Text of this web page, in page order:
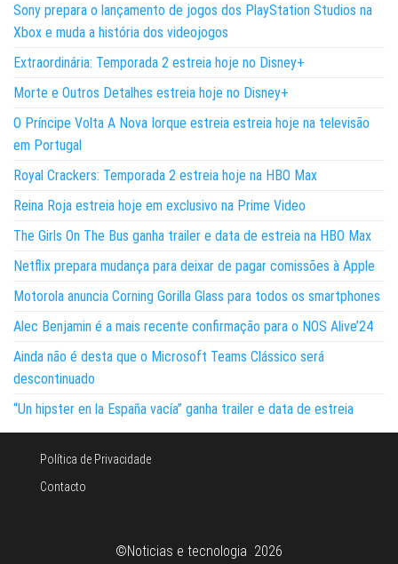
Sony prepara o lançamento de jogos dos PlayStation Studios na
Xbox e muda a história dos videojogos
Extraordinária: Temporada 2 estreia hoje no Disney+
Morte e Outros Detalhes estreia hoje no Disney+
O Príncipe Volta A Nova Iorque estreia estreia hoje na televisão
em Portugal
Royal Crackers: Temporada 2 estreia hoje na HBO Max
Reina Roja estreia hoje em exclusivo na Prime Video
The Girls On The Bus ganha trailer e data de estreia na HBO Max
Netflix prepara mudança para deixar de pagar comissões à Apple
Motorola anuncia Corning Gorilla Glass para todos os smartphones
Alec Benjamin é a mais recente confirmação para o NOS Alive’24
Ainda não é desta que o Microsoft Teams Clássico será
descontinuado
“Un hipster en la España vacía” ganha trailer e data de estreia
Política de Privacidade
Contacto
©Noticias e tecnologia 2026